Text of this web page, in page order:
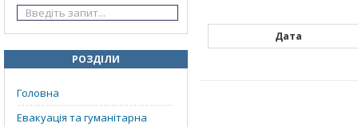
РОЗДІЛИ
Головна
Евакуація та гуманітарна
Дата